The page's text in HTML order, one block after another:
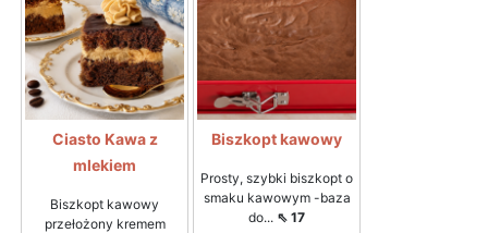
Ciasto Kawa z
mlekiem
Biszkopt kawowy
przełożony kremem
Biszkopt kawowy
Prosty, szybki biszkopt o
smaku kawowym -baza
do... ⇖ 17